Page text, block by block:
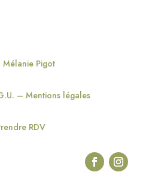
Pigot
– Mentions légales
RDV